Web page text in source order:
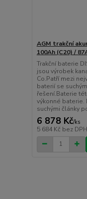
AGM trakční
100Ah (C20) /
Trakční baterie
jsou výrobek
Co.Patří mezi
baterií se
řešení.Baterie
výkonné baterie.
suchými články
6 878 Kč/ks
5 684 Kč bez DPH